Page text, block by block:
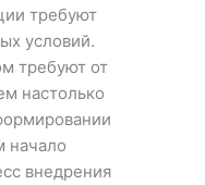
требуют
условий.
требуют от
настолько
начало
внедрения